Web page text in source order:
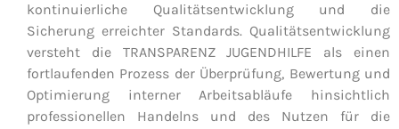
kontinuierliche Qualitätsentwicklung und die
Sicherung erreichter Standards. Qualitätsentwicklung
versteht die TRANSPARENZ JUGENDHILFE als einen
fortlaufenden Prozess der Überprüfung, Bewertung und
Optimierung interner Arbeitsabläufe hinsichtlich
professionellen Handelns und des Nutzen für die